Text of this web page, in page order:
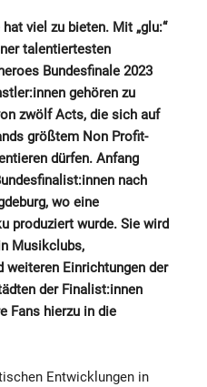
viel zu bieten. Mit „glu:“
talentiertesten
Bundesfinale 2023
gehören zu
zwölf Acts, die sich auf
größtem Non Profit-
dürfen. Anfang
nach
wo eine
produziert wurde. Sie wird
Musikclubs,
Einrichtungen der
der Finalist:innen
Fans hierzu in die
Entwicklungen in